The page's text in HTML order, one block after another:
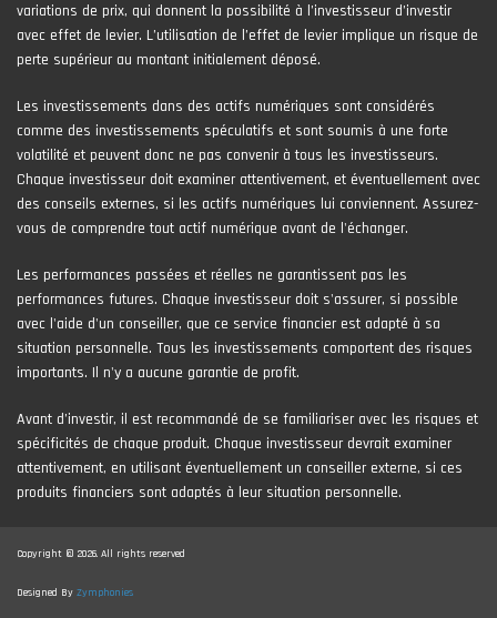
variations de prix, qui donnent la possibilité à l’investisseur d’investir
avec effet de levier. L’utilisation de l’effet de levier implique un risque de
perte supérieur au montant initialement déposé.
Les investissements dans des actifs numériques sont considérés
comme des investissements spéculatifs et sont soumis à une forte
volatilité et peuvent donc ne pas convenir à tous les investisseurs.
Chaque investisseur doit examiner attentivement, et éventuellement avec
des conseils externes, si les actifs numériques lui conviennent. Assurez-
vous de comprendre tout actif numérique avant de l'échanger.
Les performances passées et réelles ne garantissent pas les
performances futures. Chaque investisseur doit s'assurer, si possible
avec l'aide d'un conseiller, que ce service financier est adapté à sa
situation personnelle. Tous les investissements comportent des risques
importants. Il n'y a aucune garantie de profit.
Avant d’investir, il est recommandé de se familiariser avec les risques et
spécificités de chaque produit. Chaque investisseur devrait examiner
attentivement, en utilisant éventuellement un conseiller externe, si ces
produits financiers sont adaptés à leur situation personnelle.
Copyright © 2026. All rights reserved
Designed By Zymphonies